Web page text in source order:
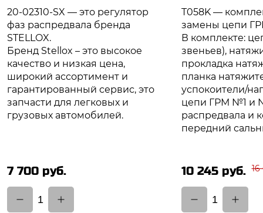
20-02310-SX — это регулятор
фаз распредвала бренда
STELLOX.
Бренд Stellox – это высокое
качество и низкая цена,
широкий ассортимент и
гарантированный сервис, это
запчасти для легковых и
грузовых автомобилей.
7 700 руб.
1
T058K —
замены цепи
В комплекте:
звеньев),
прокладка
планка
успокоители/
цепи ГРМ №1 и
распредвала и
передний
10 245 руб.
1